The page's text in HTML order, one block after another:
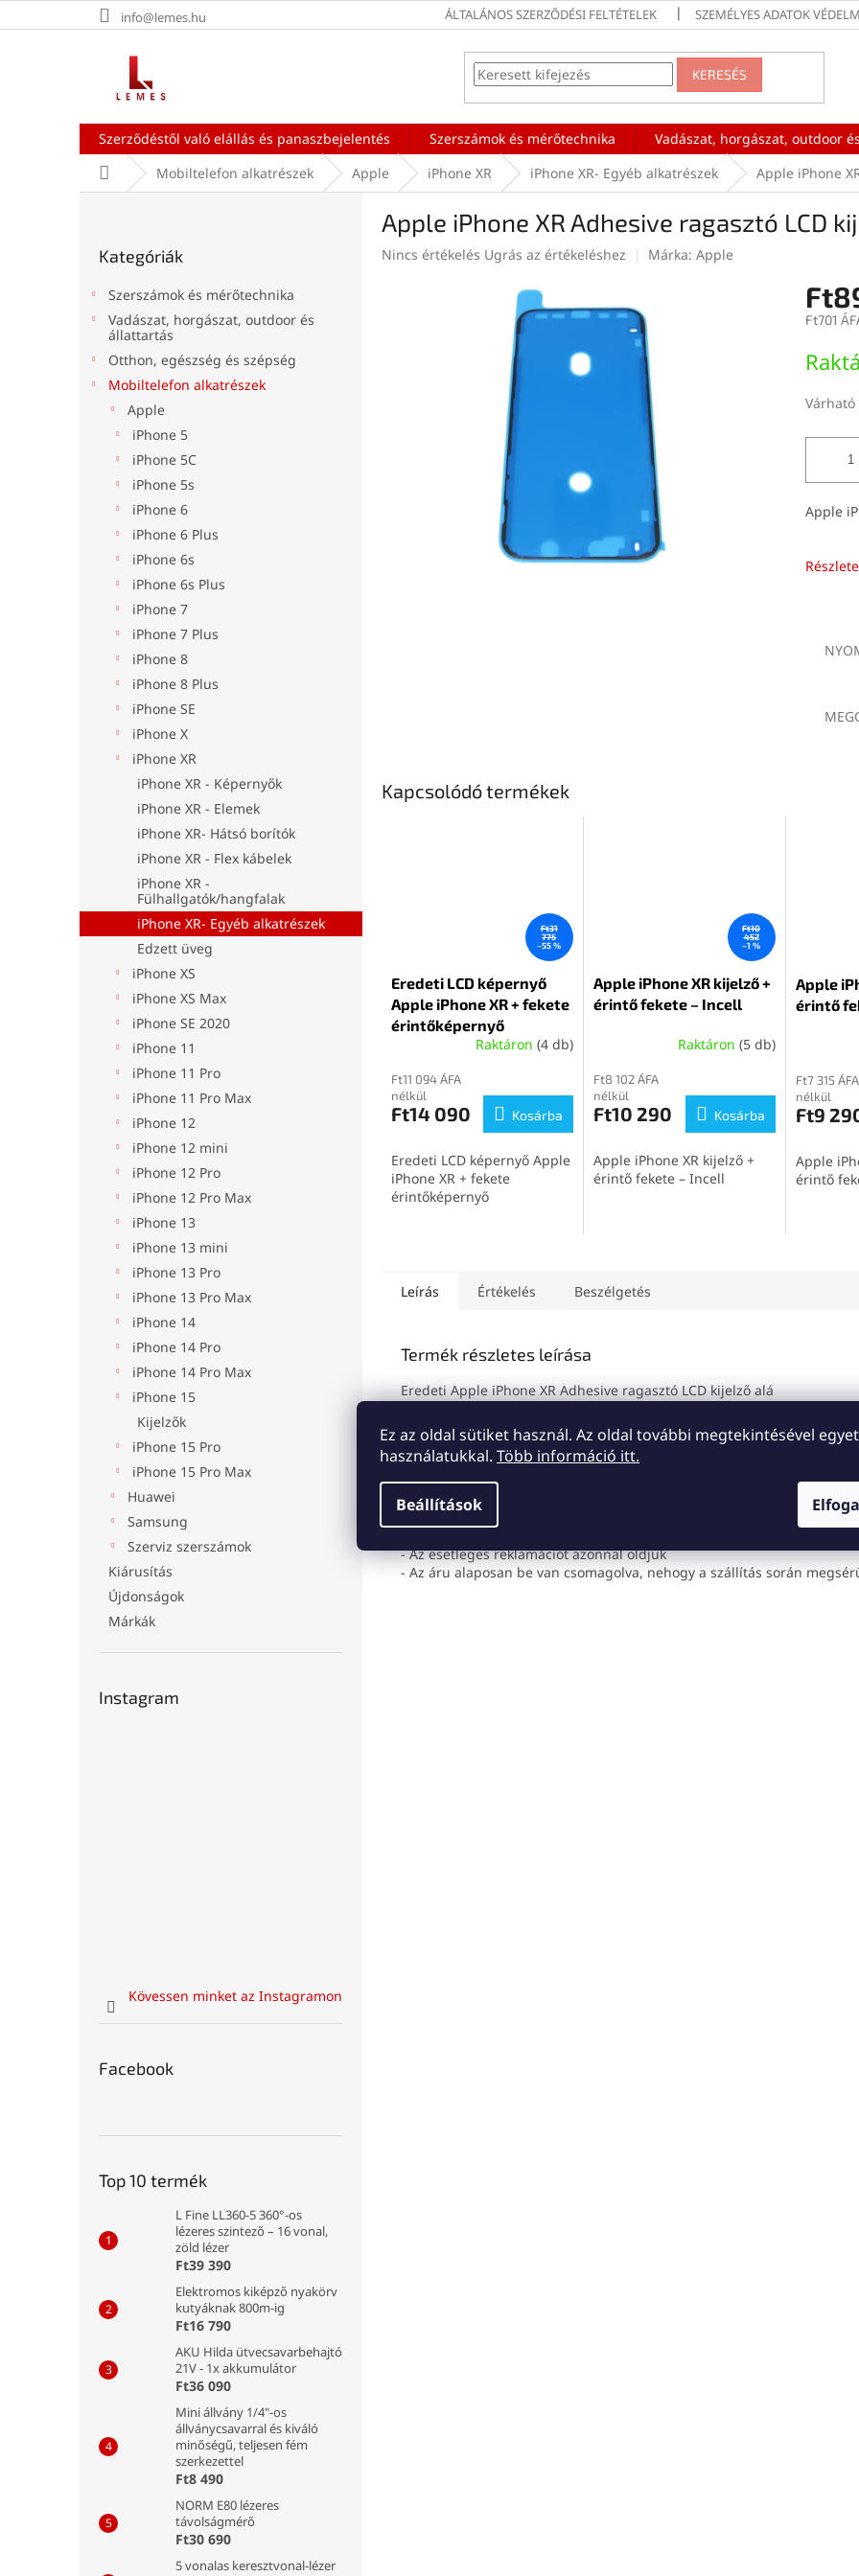
Ez az oldal sütiket használ. Az oldal további megtekintésével
használatukkal. Több információ itt.
Beállítások
a
info@lemes.hu ÁLTALÁNOS SZERZŐDÉSI FELTÉTELEK SZEMÉLYES ADATOK
KERESÉS
Szerződéstől való elállás és panaszbejelentés Szerszámok és mérőtechnika Vadászat, horgászat, outdoor
KezdőlapMobiltelefon alkatrészek Apple iPhone XR iPhone XR- Egyéb alkatrészek Apple iPhone
átugrása
Kategóriák
Szerszámok és mérőtechnika
Vadászat, horgászat, outdoor és
állattartás
Otthon, egészség és szépség
Mobiltelefon alkatrészek
Apple
iPhone 5
iPhone 5C
iPhone 5s
iPhone 6
iPhone 6 Plus
iPhone 6s
iPhone 6s Plus
iPhone 7
iPhone 7 Plus
iPhone 8
iPhone 8 Plus
iPhone SE
iPhone X
iPhone XR
iPhone XR - Képernyők
iPhone XR - Elemek
iPhone XR- Hátsó borítók
iPhone XR - Flex kábelek
iPhone XR -
Fülhallgatók/hangfalak
iPhone XR- Egyéb alkatrészek
Edzett üveg
iPhone XS
iPhone XS Max
iPhone SE 2020
iPhone 11
iPhone 11 Pro
iPhone 11 Pro Max
iPhone 12
iPhone 12 mini
iPhone 12 Pro
iPhone 12 Pro Max
iPhone 13
iPhone 13 mini
iPhone 13 Pro
iPhone 13 Pro Max
iPhone 14
iPhone 14 Pro
iPhone 14 Pro Max
iPhone 15
Kijelzők
iPhone 15 Pro
iPhone 15 Pro Max
Huawei
Samsung
Szerviz szerszámok
Kiárusítás
Újdonságok
Márkák
Instagram
Kövessen minket az Instagramon
Facebook
Top 10 termék
L Fine LL360-5 360°-os
lézeres szintező – 16 vonal,
zöld lézer
Ft39 390
Elektromos kiképző nyakörv
kutyáknak 800m-ig
Ft16 790
AKU Hilda ütvecsavarbehajtó
21V - 1x akkumulátor
Ft36 090
Mini állvány 1/4"-os
állványcsavarral és kiváló
minőségű, teljesen fém
szerkezettel
Ft8 490
NORM E80 lézeres
távolságmérő
Ft30 690
5 vonalas keresztvonal-lézer
Apple iPhone XR Adhesive ragasztó LCD
A
Nincs értékelés Ugrás az értékeléshez Márka: Apple
Ft701
Várható
Apple
Kapcsolódó termékek
Ft31
775
–55 %
Eredeti LCD képernyő
Apple iPhone XR + fekete
érintőképernyő
Raktáron (4 db)
Ft11 094 ÁFA
nélkül
Ft14 090 Kosárba
Eredeti LCD képernyő Apple
iPhone XR + fekete
érintőképernyő
Ft10
452
–1 %
Apple iPhone XR kijelző +
érintő fekete – Incell
Raktáron (5 db)
Ft8 102 ÁFA
nélkül
Ft10 290 Kosárba
Apple iPhone XR kijelző +
érintő fekete – Incell
Apple
érintő
Ft7 315 ÁFA
nélkül
Ft9
Apple
érintő
Leírás Értékelés Beszélgetés
Termék részletes leírása
Eredeti Apple iPhone XR Adhesive ragasztó LCD kijelző alá
Szerelés:
- Az alkatrész szerelését és cseréjét csak szakembernek ajánlott
károkért nem vállalunk felelősséget.
- Ha a szerviz eszközök érdeklik, ezen a
keresztül megtalálja a
Garanciális feltételek:
- Az esetleges reklamációt azonnal oldjuk
- Az áru alaposan be van csomagolva, nehogy a szállítás során